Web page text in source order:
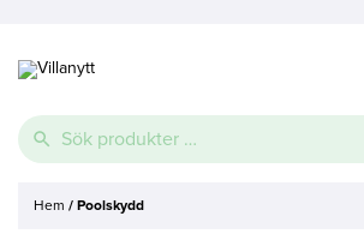
Vidare
till
innehåll
Sök
efter:
Hem / Poolskydd